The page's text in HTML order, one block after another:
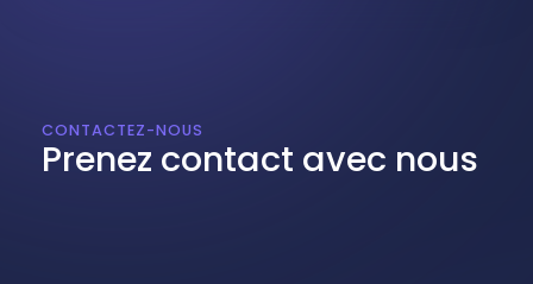
CONTACTEZ-NOUS
Prenez contact avec nous